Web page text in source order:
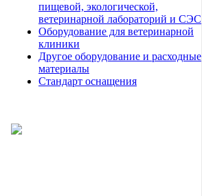
пищевой, экологической,
ветеринарной лабораторий и СЭС
Оборудование для ветеринарной
клиники
Другое оборудование и расходные
материалы
Стандарт оснащения